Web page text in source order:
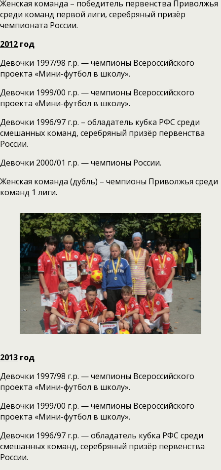
Женская команда – победитель первенства Приволжья
среди команд первой лиги, серебряный призёр
чемпионата России.
2012 год
Девочки 1997/98 г.р. — чемпионы Всероссийского
проекта «Мини-футбол в школу».
Девочки 1999/00 г.р. — чемпионы Всероссийского
проекта «Мини-футбол в школу».
Девочки 1996/97 г.р. – обладатель кубка РФС среди
смешанных команд, серебряный призёр первенства
России.
Девочки 2000/01 г.р. — чемпионы России.
Женская команда (дубль) – чемпионы Приволжья среди
команд 1 лиги.
2013 год
Девочки 1997/98 г.р. — чемпионы Всероссийского
проекта «Мини-футбол в школу».
Девочки 1999/00 г.р. — чемпионы Всероссийского
проекта «Мини-футбол в школу».
Девочки 1996/97 г.р. — обладатель кубка РФС среди
смешанных команд, серебряный призёр первенства
России.